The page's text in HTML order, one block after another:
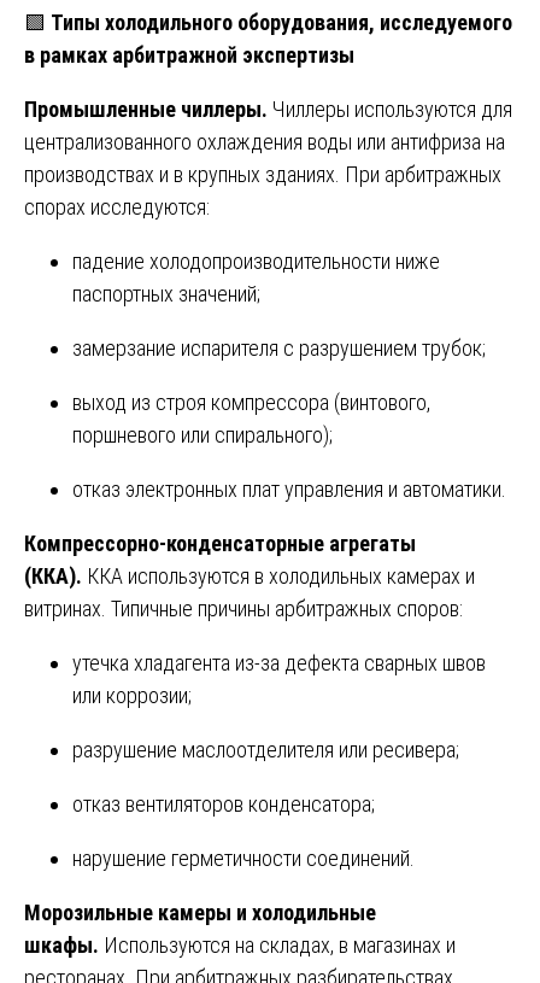
🟩 Типы холодильного оборудования, исследуемого
в рамках арбитражной экспертизы
Промышленные чиллеры. Чиллеры используются для
централизованного охлаждения воды или антифриза на
производствах и в крупных зданиях. При арбитражных
спорах исследуются:
падение холодопроизводительности ниже
паспортных значений;
замерзание испарителя с разрушением трубок;
выход из строя компрессора (винтового,
поршневого или спирального);
отказ электронных плат управления и автоматики.
Компрессорно-конденсаторные агрегаты
(ККА). ККА используются в холодильных камерах и
витринах. Типичные причины арбитражных споров:
утечка хладагента из-за дефекта сварных швов
или коррозии;
разрушение маслоотделителя или ресивера;
отказ вентиляторов конденсатора;
нарушение герметичности соединений.
Морозильные камеры и холодильные
шкафы. Используются на складах, в магазинах и
ресторанах. При арбитражных разбирательствах